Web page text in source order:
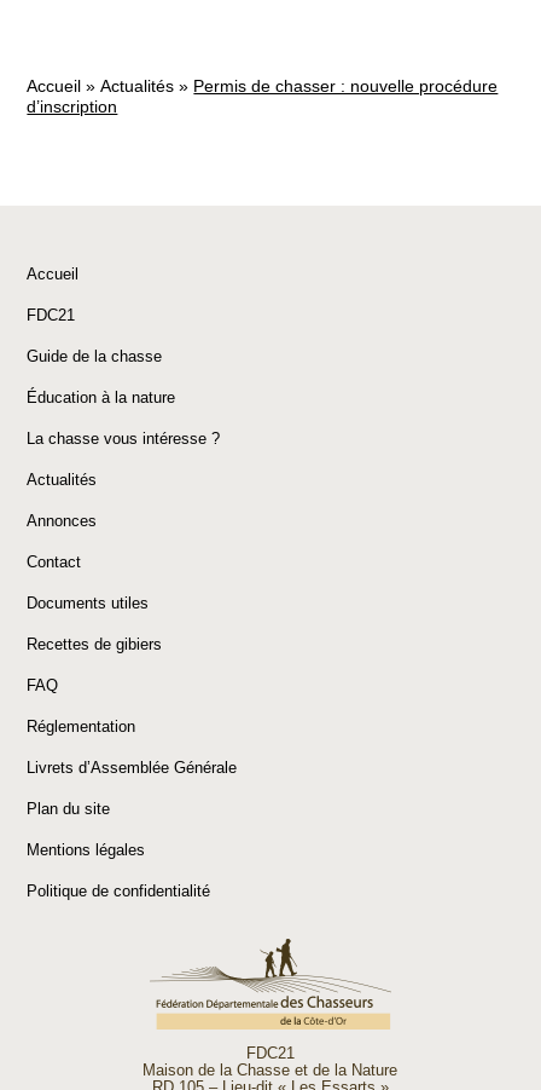
Accueil »Actualités » Permis de chasser : nouvelle procédure
d’inscription
Accueil
FDC21
Guide de la chasse
Éducation à la nature
La chasse vous intéresse ?
Actualités
Annonces
Contact
Documents utiles
Recettes de gibiers
FAQ
Réglementation
Livrets d’Assemblée Générale
Plan du site
Mentions légales
Politique de confidentialité
FDC21
Maison de la Chasse et de la Nature